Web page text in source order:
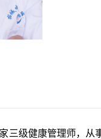
级健康管理师，从